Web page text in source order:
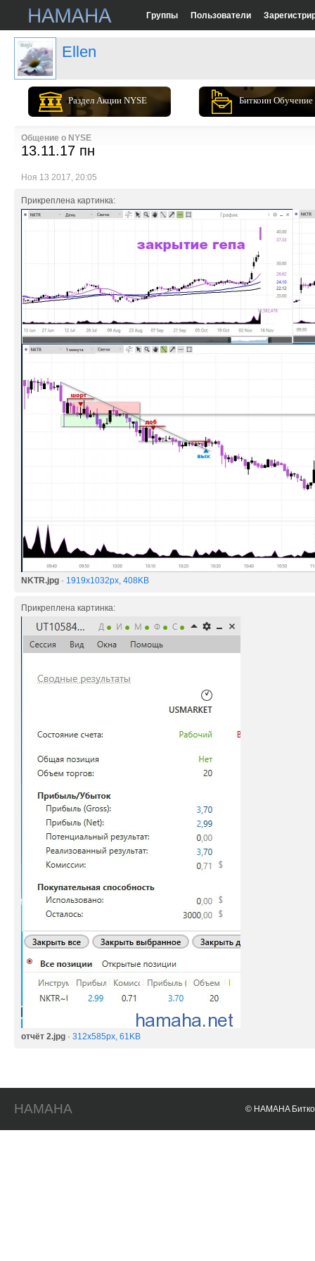
Группы Пользователи
Ellen
Раздел Акции NYSE Биткоин Обучение
Общение о NYSE
13.11.17 пн
Ноя 13 2017, 20:05
Прикреплена картинка:
NKTR.jpg · 1919x1032px, 408KB
Прикреплена картинка:
отчёт 2.jpg · 312x585px, 61KB
HAMAHA © HAMAHA